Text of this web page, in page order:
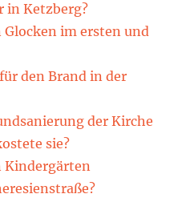
in Ketzberg?
Glocken im ersten und
den Brand in der
der Kirche
sie?
Kindergärten